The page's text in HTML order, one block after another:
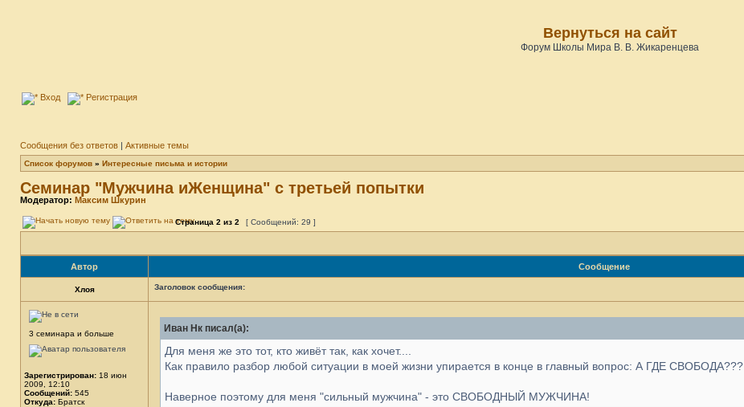
Вернуться на сайт
Форум Школы Мира В. В. Жикаренцева
Вход Регистрация
Сообщения без ответов | Активные темы
Список форумов » Интересные письма и истории
Семинар "Мужчина иЖенщина" с третьей попытки
Модератор: Максим Шкурин
Страница 2 из 2 [ Сообщений: 29 ]
Автор Сообщение
Хлоя Заголовок сообщения:
3 семинара и больше
Зарегистрирован: 18 июн
2009, 12:10
Сообщений: 545
Откуда: Братск
Иван Нк писал(а):
Для меня же это тот, кто живёт так, как хочет....
Как правило разбор любой ситуации в моей жизни упирается в конце в главный вопрос: А ГДЕ СВОБОДА???
Наверное поэтому для меня "сильный мужчина" - это СВОБОДНЫЙ МУЖЧИНА!